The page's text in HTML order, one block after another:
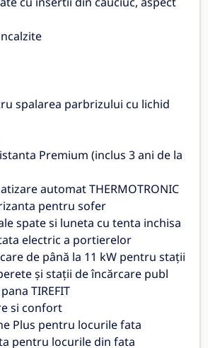
spalarea parbrizului cu lichid
Premium (inclus 3 ani de la
automat THERMOTRONIC
pentru sofer
spate si luneta cu tenta inchisa
electric a portierelor
de până la 11 kW pentru stații
și stații de încărcare publ
TIREFIT
si confort
Plus pentru locurile fata
pentru locurile din fata